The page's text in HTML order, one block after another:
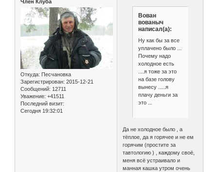
Член Клуба
Откуда: Песчановка
Зарегистрирован: 2015-12-21
Сообщений: 12711
Уважение: +41511
Последний визит:
Сегодня 19:32:01
Вован
вованыч
написал(а):
Ну как бы за все
уплачено было ...
Почему надо
холодное есть
....я тоже за это
на базе голову
вынесу .....я
плачу деньги за
это ...
Да не холодное было , а
тёплое, да я горячее и не ем
горячим (простите за
тавтологию ) , каждому своё,
меня всё устраивало и
манная кашка утром очень